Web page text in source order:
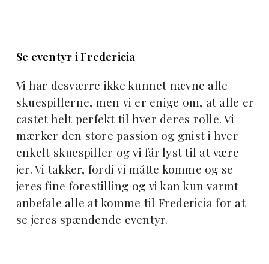
Se eventyr i Fredericia
Vi har desværre ikke kunnet nævne alle
skuespillerne, men vi er enige om, at alle er
castet helt perfekt til hver deres rolle. Vi
mærker den store passion og gnist i hver
enkelt skuespiller og vi får lyst til at være
jer. Vi takker, fordi vi måtte komme og se
jeres fine forestilling og vi kan kun varmt
anbefale alle at komme til Fredericia for at
se jeres spændende eventyr.